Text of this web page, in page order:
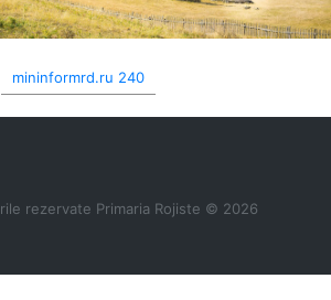
mininformrd.ru 240
rezervate Primaria Rojiste © 2026